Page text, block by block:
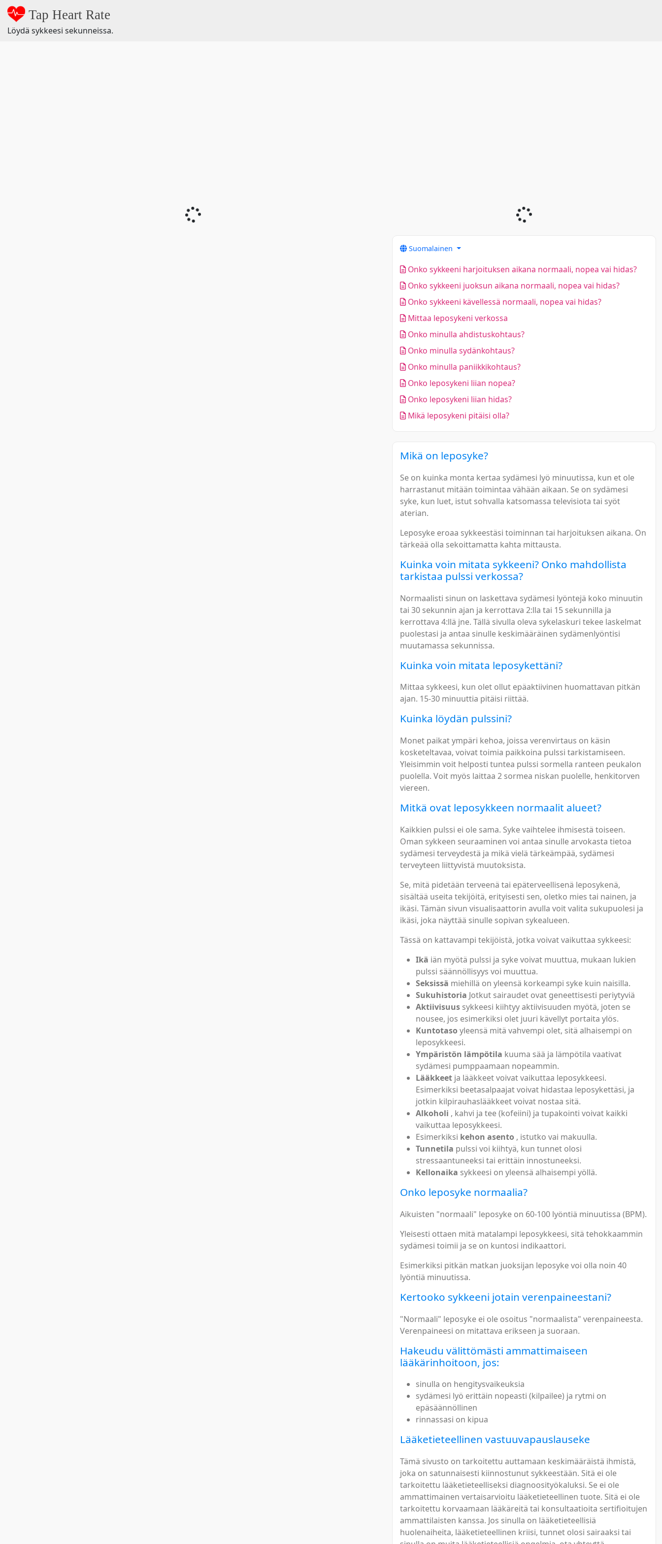
Tap Heart Rate
Löydä sykkeesi sekunneissa.
Suomalainen
Onko sykkeeni harjoituksen aikana normaali, nopea vai hidas?
Onko sykkeeni juoksun aikana normaali, nopea vai hidas?
Onko sykkeeni kävellessä normaali, nopea vai hidas?
Mittaa leposykeni verkossa
Onko minulla ahdistuskohtaus?
Onko minulla sydänkohtaus?
Onko minulla paniikkikohtaus?
Onko leposykeni liian nopea?
Onko leposykeni liian hidas?
Mikä leposykeni pitäisi olla?
Mikä on leposyke?
Se on kuinka monta kertaa sydämesi lyö minuutissa, kun et ole
harrastanut mitään toimintaa vähään aikaan. Se on sydämesi
syke, kun luet, istut sohvalla katsomassa televisiota tai syöt
aterian.
Leposyke eroaa sykkeestäsi toiminnan tai harjoituksen aikana. On
tärkeää olla sekoittamatta kahta mittausta.
Kuinka voin mitata sykkeeni? Onko mahdollista
tarkistaa pulssi verkossa?
Normaalisti sinun on laskettava sydämesi lyöntejä koko minuutin
tai 30 sekunnin ajan ja kerrottava 2:lla tai 15 sekunnilla ja
kerrottava 4:llä jne. Tällä sivulla oleva sykelaskuri tekee laskelmat
puolestasi ja antaa sinulle keskimääräinen sydämenlyöntisi
muutamassa sekunnissa.
Kuinka voin mitata leposykettäni?
Mittaa sykkeesi, kun olet ollut epäaktiivinen huomattavan pitkän
ajan. 15-30 minuuttia pitäisi riittää.
Kuinka löydän pulssini?
Monet paikat ympäri kehoa, joissa verenvirtaus on käsin
kosketeltavaa, voivat toimia paikkoina pulssi tarkistamiseen.
Yleisimmin voit helposti tuntea pulssi sormella ranteen peukalon
puolella. Voit myös laittaa 2 sormea niskan puolelle, henkitorven
viereen.
Mitkä ovat leposykkeen normaalit alueet?
Kaikkien pulssi ei ole sama. Syke vaihtelee ihmisestä toiseen.
Oman sykkeen seuraaminen voi antaa sinulle arvokasta tietoa
sydämesi terveydestä ja mikä vielä tärkeämpää, sydämesi
terveyteen liittyvistä muutoksista.
Se, mitä pidetään terveenä tai epäterveellisenä leposykenä,
sisältää useita tekijöitä, erityisesti sen, oletko mies tai nainen, ja
ikäsi. Tämän sivun visualisaattorin avulla voit valita sukupuolesi ja
ikäsi, joka näyttää sinulle sopivan sykealueen.
Tässä on kattavampi tekijöistä, jotka voivat vaikuttaa sykkeesi:
Ikä iän myötä pulssi ja syke voivat muuttua, mukaan lukien
pulssi säännöllisyys voi muuttua.
Seksissä miehillä on yleensä korkeampi syke kuin naisilla.
Sukuhistoria Jotkut sairaudet ovat geneettisesti periytyviä
Aktiivisuus sykkeesi kiihtyy aktiivisuuden myötä, joten se
nousee, jos esimerkiksi olet juuri kävellyt portaita ylös.
Kuntotaso yleensä mitä vahvempi olet, sitä alhaisempi on
leposykkeesi.
Ympäristön lämpötila kuuma sää ja lämpötila vaativat
sydämesi pumppaamaan nopeammin.
Lääkkeet ja lääkkeet voivat vaikuttaa leposykkeesi.
Esimerkiksi beetasalpaajat voivat hidastaa leposykettäsi, ja
jotkin kilpirauhaslääkkeet voivat nostaa sitä.
Alkoholi , kahvi ja tee (kofeiini) ja tupakointi voivat kaikki
vaikuttaa leposykkeesi.
Esimerkiksi kehon asento , istutko vai makuulla.
Tunnetila pulssi voi kiihtyä, kun tunnet olosi
stressaantuneeksi tai erittäin innostuneeksi.
Kellonaika sykkeesi on yleensä alhaisempi yöllä.
Onko leposyke normaalia?
Aikuisten "normaali" leposyke on 60-100 lyöntiä minuutissa (BPM).
Yleisesti ottaen mitä matalampi leposykkeesi, sitä tehokkaammin
sydämesi toimii ja se on kuntosi indikaattori.
Esimerkiksi pitkän matkan juoksijan leposyke voi olla noin 40
lyöntiä minuutissa.
Kertooko sykkeeni jotain verenpaineestani?
"Normaali" leposyke ei ole osoitus "normaalista" verenpaineesta.
Verenpaineesi on mitattava erikseen ja suoraan.
Hakeudu välittömästi ammattimaiseen
lääkärinhoitoon, jos:
sinulla on hengitysvaikeuksia
sydämesi lyö erittäin nopeasti (kilpailee) ja rytmi on
epäsäännöllinen
rinnassasi on kipua
Lääketieteellinen vastuuvapauslauseke
Tämä sivusto on tarkoitettu auttamaan keskimääräistä ihmistä,
joka on satunnaisesti kiinnostunut sykkeestään. Sitä ei ole
tarkoitettu lääketieteelliseksi diagnoosityökaluksi. Se ei ole
ammattimainen vertaisarvioitu lääketieteellinen tuote. Sitä ei ole
tarkoitettu korvaamaan lääkäreitä tai konsultaatioita sertifioitujen
ammattilaisten kanssa. Jos sinulla on lääketieteellisiä
huolenaiheita, lääketieteellinen kriisi, tunnet olosi sairaaksi tai